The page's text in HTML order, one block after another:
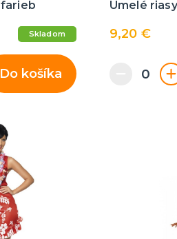
farieb
Skladom
Do košíka
Umelé
9,20 €